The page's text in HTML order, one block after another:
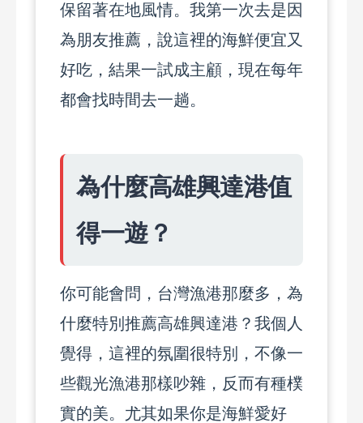
保留著在地風情。我第一次去是因
為朋友推薦，說這裡的海鮮便宜又
好吃，結果一試成主顧，現在每年
都會找時間去一趟。
為什麼高雄興達港值
得一遊？
你可能會問，台灣漁港那麼多，為
什麼特別推薦高雄興達港？我個人
覺得，這裡的氛圍很特別，不像一
些觀光漁港那樣吵雜，反而有種樸
實的美。尤其如果你是海鮮愛好